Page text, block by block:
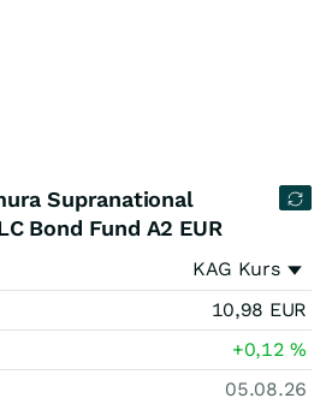
Supranational
Bond Fund A2 EUR
KAG Kurs
10,98 EUR
+0,12%
05.08.26